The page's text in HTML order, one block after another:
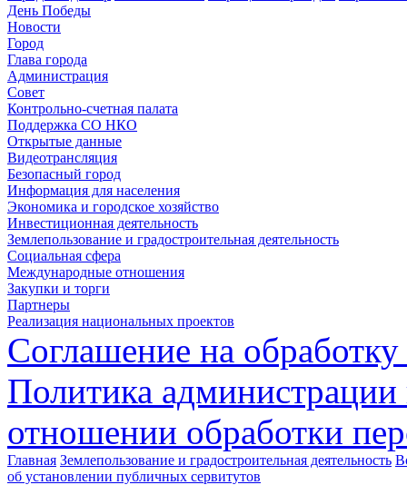
День Победы
Новости
Город
Глава города
Администрация
Совет
Контрольно-счетная палата
Поддержка СО НКО
Открытые данные
Видеотрансляция
Безопасный город
Информация для населения
Экономика и городское хозяйство
Инвестиционная деятельность
Землепользование и градостроительная деятельность
Социальная сфера
Международные отношения
Закупки и торги
Партнеры
Реализация национальных проектов
Соглашение на
Политика
отношении обработки
Главная Землепользование и градостроительная деятельность
об установлении публичных сервитутов